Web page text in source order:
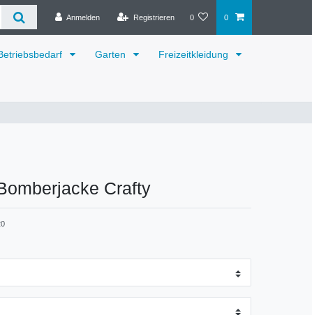
Anmelden Registrieren 0 0
Garten Freizeitkleidung
Crafty